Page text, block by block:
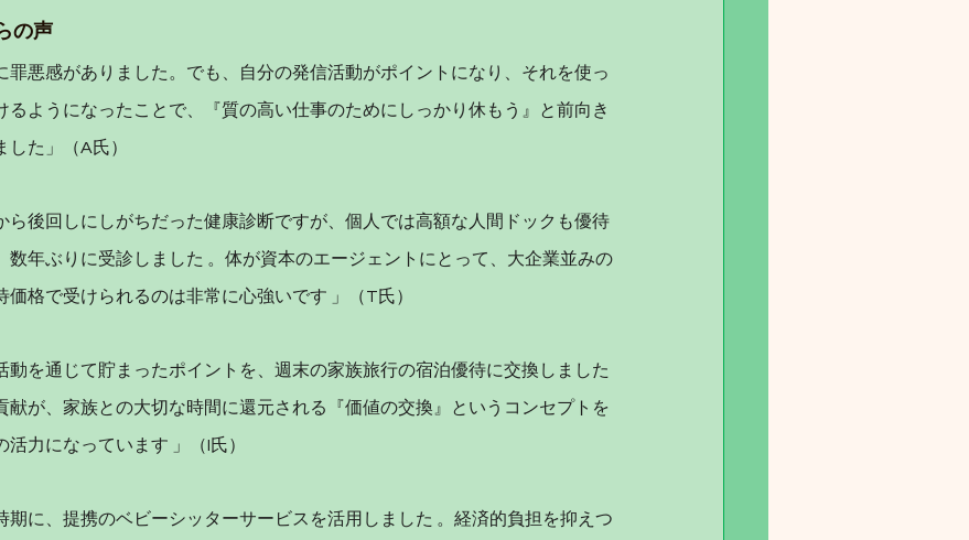
の声
罪悪感がありました。でも、自分の発信活動がポイントになり、それを使っ
るようになったことで、『質の高い仕事のためにしっかり休もう』と前向き
た」（A氏）
ら後回しにしがちだった健康診断ですが、個人では高額な人間ドックも優待
数年ぶりに受診しました 。体が資本のエージェントにとって、大企業並みの
格で受けられるのは非常に心強いです 」（T氏）
動を通じて貯まったポイントを、週末の家族旅行の宿泊優待に交換しました
献が、家族との大切な時間に還元される『価値の交換』というコンセプトを
力になっています 」（I氏）
期に、提携のベビーシッターサービスを活用しました 。経済的負担を抑えつ